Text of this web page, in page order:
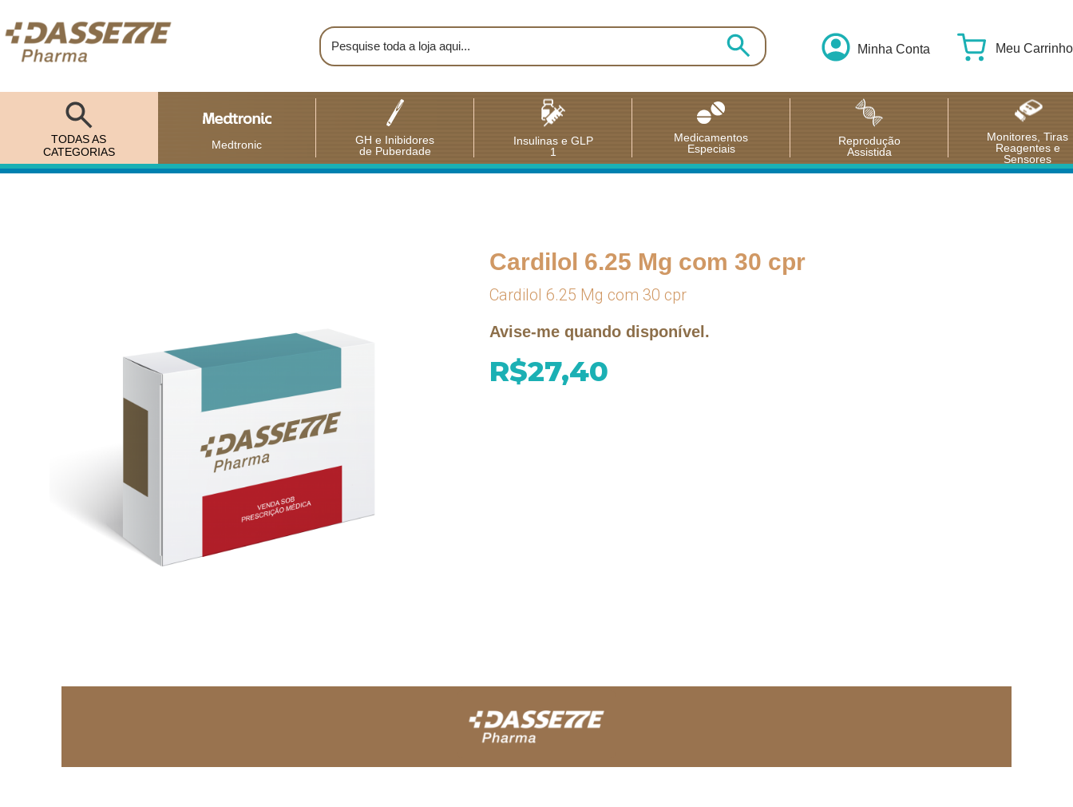
Minha Conta Meu Carrinho
TODAS AS
CATEGORIAS
Medtronic
GH e Inibidores
de Puberdade
Insulinas e GLP
1
Medicamentos
Especiais
Reprodução
Assistida
Monitores, Tiras
Reagentes e
Sensores
Cardilol 6.25 Mg com 30 cpr
Cardilol 6.25 Mg com 30 cpr
Avise-me quando disponível.
R$27,40